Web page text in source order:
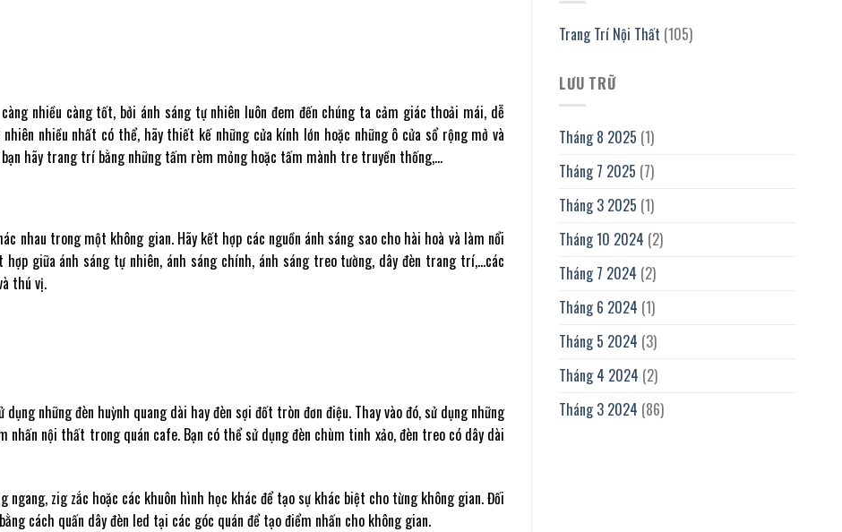
nhiều càng tốt, bởi ánh sáng tự nhiên luôn đem đến chúng ta cảm giác thoải mái, dễ
nhiều nhất có thể, hãy thiết kế những cửa kính lớn hoặc những ô cửa sổ rộng mở và
hãy trang trí bằng những tấm rèm mỏng hoặc tấm mành tre truyền thống,…
nhau trong một không gian. Hãy kết hợp các nguồn ánh sáng sao cho hài hoà và làm nổi
giữa ánh sáng tự nhiên, ánh sáng chính, ánh sáng treo tường, dây đèn trang trí,…các
thú vị.
những đèn huỳnh quang dài hay đèn sợi đốt tròn đơn điệu. Thay vào đó, sử dụng những
nội thất trong quán cafe. Bạn có thể sử dụng đèn chùm tinh xảo, đèn treo có dây dài
ngang, zig zắc hoặc các khuôn hình học khác để tạo sự khác biệt cho từng không gian. Đối
cách quấn dây đèn led tại các góc quán để tạo điểm nhấn cho không gian.
Trang Trí Nội Thất (105)
LƯU TRỮ
Tháng 8 2025 (1)
Tháng 7 2025 (7)
Tháng 3 2025 (1)
Tháng 10 2024 (2)
Tháng 7 2024 (2)
Tháng 6 2024 (1)
Tháng 5 2024 (3)
Tháng 4 2024 (2)
Tháng 3 2024 (86)